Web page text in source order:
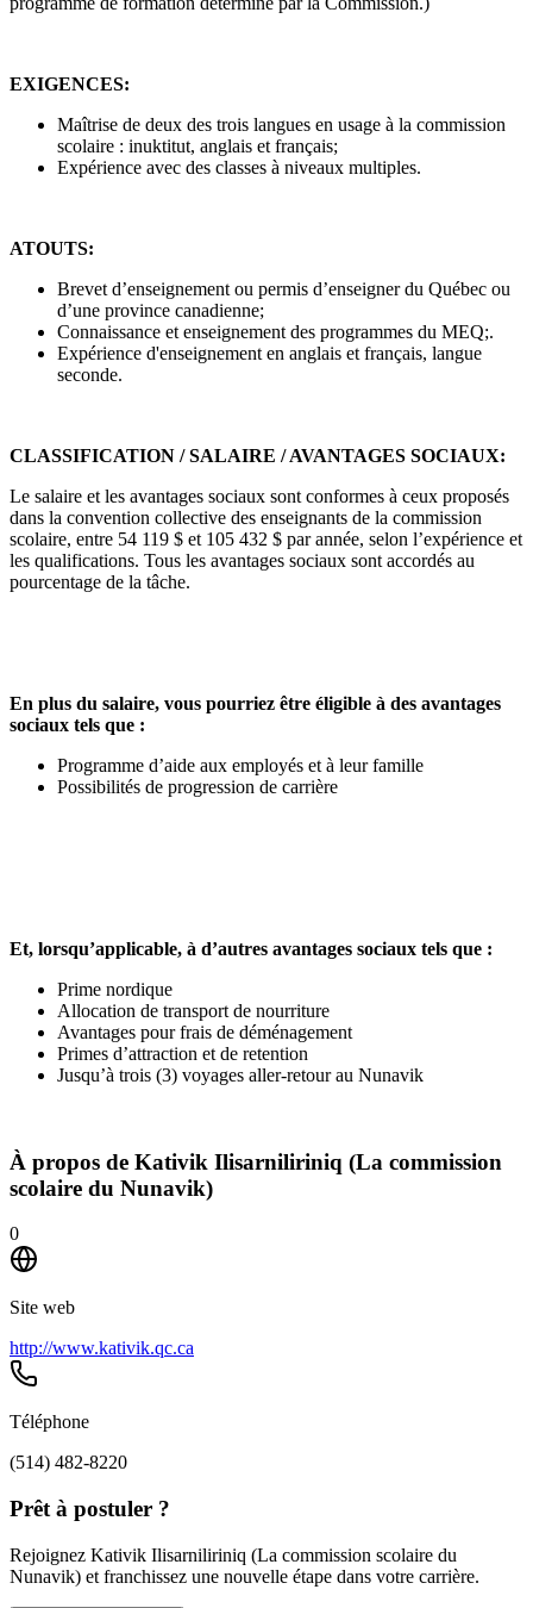
EXIGENCES:
Maîtrise de deux des trois langues en usage à la commission
scolaire : inuktitut, anglais et français;
Expérience avec des classes à niveaux multiples.
ATOUTS:
Brevet d’enseignement ou permis d’enseigner du Québec ou
d’une province canadienne;
Connaissance et enseignement des programmes du MEQ;.
Expérience d'enseignement en anglais et français, langue
seconde.
CLASSIFICATION / SALAIRE / AVANTAGES SOCIAUX:
Le salaire et les avantages sociaux sont conformes à ceux proposés
dans la convention collective des enseignants de la commission
scolaire, entre 54 119 $ et 105 432 $ par année, selon l’expérience et
les qualifications. Tous les avantages sociaux sont accordés au
pourcentage de la tâche.
En plus du salaire, vous pourriez être éligible à des avantages
sociaux tels que :
Programme d’aide aux employés et à leur famille
Possibilités de progression de carrière
Et, lorsqu’applicable, à d’autres avantages sociaux tels que :
Prime nordique
Allocation de transport de nourriture
Avantages pour frais de déménagement
Primes d’attraction et de retention
Jusqu’à trois (3) voyages aller-retour au Nunavik
À propos de Kativik Ilisarniliriniq (La commission
scolaire du Nunavik)
0
Site web
http://www.kativik.qc.ca
Téléphone
(514) 482-8220
Prêt à postuler ?
Rejoignez Kativik Ilisarniliriniq (La commission scolaire du
Nunavik) et franchissez une nouvelle étape dans votre carrière.